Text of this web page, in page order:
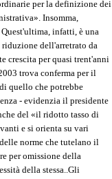
per la definizione dei
Insomma,
infatti, è una
dell'arretrato da
crescita per quasi trent'anni
trova conferma per il
quello che potrebbe
- evidenzia il presidente
del «il ridotto tasso di
e si orienta su vari
norme che tutelano il
per omissione della
della stessa..Gli